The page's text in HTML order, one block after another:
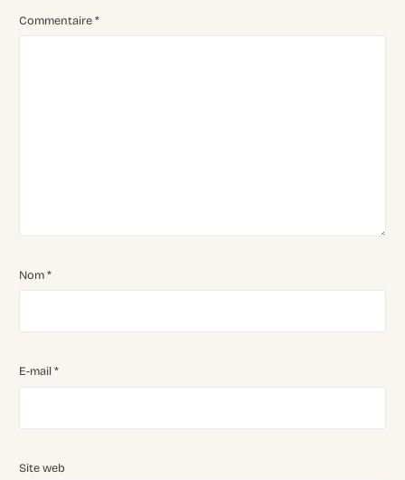
Commentaire*
Nom*
E-mail*
Site web